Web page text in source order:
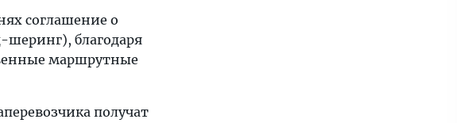
соглашение о
шеринг), благодаря
маршрутные
получат